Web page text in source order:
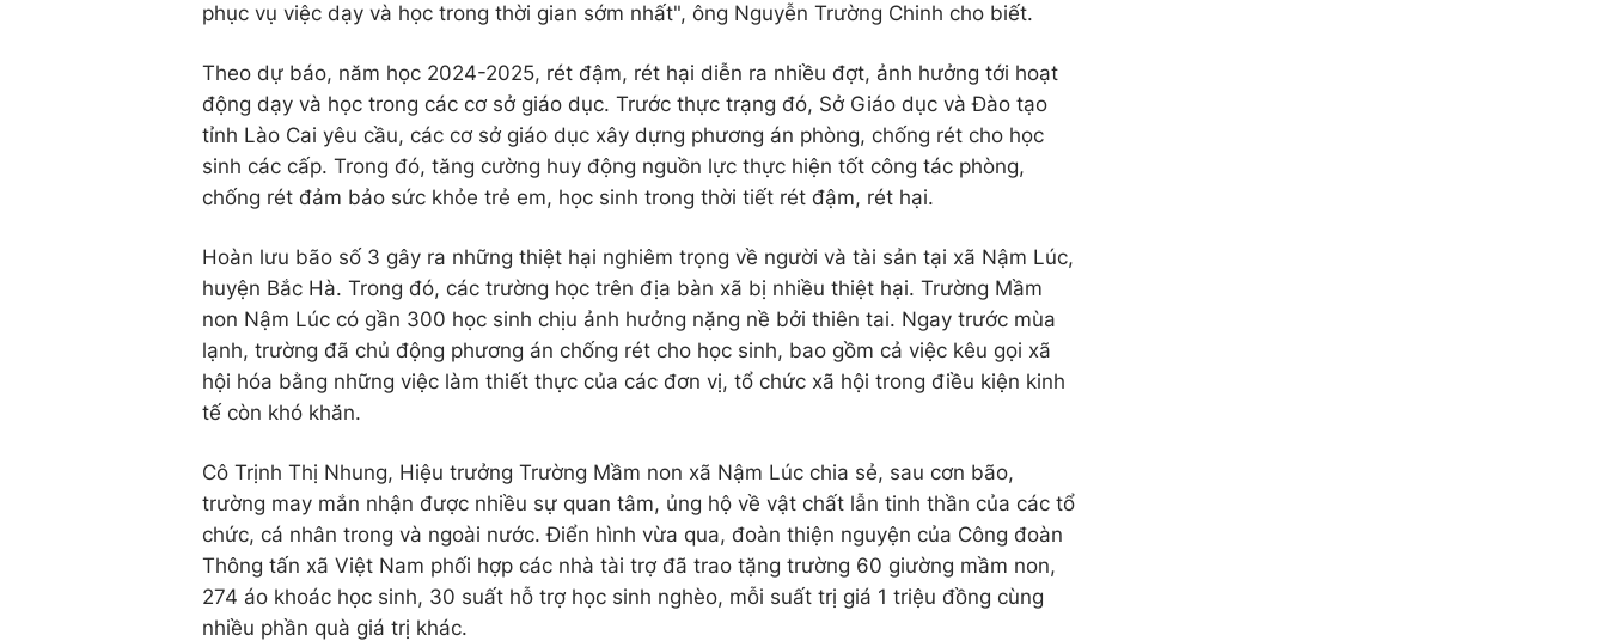
phục vụ việc dạy và học trong thời gian sớm nhất", ông Nguyễn Trường Chinh cho biết.
Theo dự báo, năm học 2024-2025, rét đậm, rét hại diễn ra nhiều đợt, ảnh hưởng tới hoạt
động dạy và học trong các cơ sở giáo dục. Trước thực trạng đó, Sở Giáo dục và Đào tạo
tỉnh Lào Cai yêu cầu, các cơ sở giáo dục xây dựng phương án phòng, chống rét cho học
sinh các cấp. Trong đó, tăng cường huy động nguồn lực thực hiện tốt công tác phòng,
chống rét đảm bảo sức khỏe trẻ em, học sinh trong thời tiết rét đậm, rét hại.
Hoàn lưu bão số 3 gây ra những thiệt hại nghiêm trọng về người và tài sản tại xã Nậm Lúc,
huyện Bắc Hà. Trong đó, các trường học trên địa bàn xã bị nhiều thiệt hại. Trường Mầm
non Nậm Lúc có gần 300 học sinh chịu ảnh hưởng nặng nề bởi thiên tai. Ngay trước mùa
lạnh, trường đã chủ động phương án chống rét cho học sinh, bao gồm cả việc kêu gọi xã
hội hóa bằng những việc làm thiết thực của các đơn vị, tổ chức xã hội trong điều kiện kinh
tế còn khó khăn.
Cô Trịnh Thị Nhung, Hiệu trưởng Trường Mầm non xã Nậm Lúc chia sẻ, sau cơn bão,
trường may mắn nhận được nhiều sự quan tâm, ủng hộ về vật chất lẫn tinh thần của các tổ
chức, cá nhân trong và ngoài nước. Điển hình vừa qua, đoàn thiện nguyện của Công đoàn
Thông tấn xã Việt Nam phối hợp các nhà tài trợ đã trao tặng trường 60 giường mầm non,
274 áo khoác học sinh, 30 suất hỗ trợ học sinh nghèo, mỗi suất trị giá 1 triệu đồng cùng
nhiều phần quà giá trị khác.